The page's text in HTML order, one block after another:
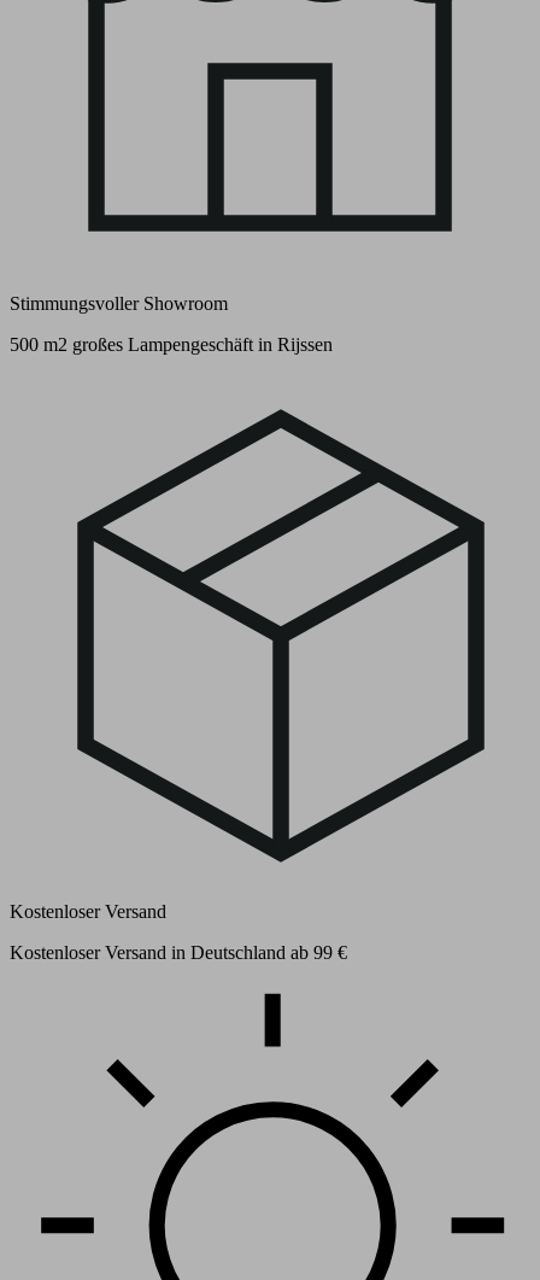
Stimmungsvoller Showroom
500 m2 großes Lampengeschäft in Rijssen
Kostenloser Versand
Kostenloser Versand in Deutschland ab 99 €